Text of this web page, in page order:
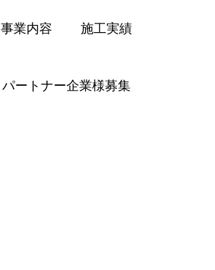
事業内容 施工実績
パートナー企業様募集